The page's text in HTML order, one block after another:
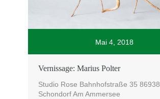
Mai 4, 2018
Vernissage: Marius Polter
Studio Rose Bahnhofstraße 35 86938
Schondorf Am Ammersee